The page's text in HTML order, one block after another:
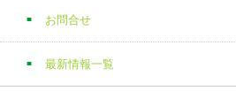
お問合せ
最新情報一覧